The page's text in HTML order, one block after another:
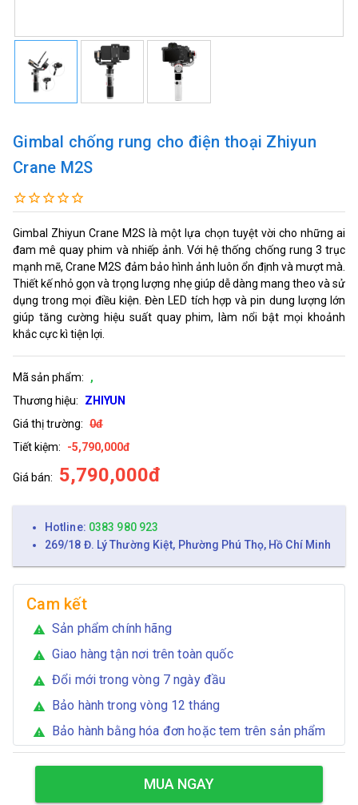
Gimbal chống rung cho điện thoại Zhiyun
Crane M2S
Gimbal Zhiyun Crane M2S là một lựa chọn tuyệt vời cho những ai
đam mê quay phim và nhiếp ảnh. Với hệ thống chống rung 3 trục
mạnh mẽ, Crane M2S đảm bảo hình ảnh luôn ổn định và mượt mà.
Thiết kế nhỏ gọn và trọng lượng nhẹ giúp dễ dàng mang theo và sử
dụng trong mọi điều kiện. Đèn LED tích hợp và pin dung lượng lớn
giúp tăng cường hiệu suất quay phim, làm nổi bật mọi khoảnh
khắc cực kì tiện lợi.
Mã sản phẩm:
,
Thương hiệu:
ZHIYUN
Giá thị trường: 0đ
Tiết kiệm:
-5,790,000đ
Giá bán: 5,790,000đ
Hotline: 0383 980 923
269/18 Đ. Lý Thường Kiệt, Phường Phú Thọ, Hồ Chí Minh
Cam kết
warning Sản phẩm chính hãng
warning Giao hàng tận nơi trên toàn quốc
warning Đổi mới trong vòng 7 ngày đầu
warning Bảo hành trong vòng 12 tháng
warning Bảo hành bằng hóa đơn hoặc tem trên sản phẩm
MUA NGAY